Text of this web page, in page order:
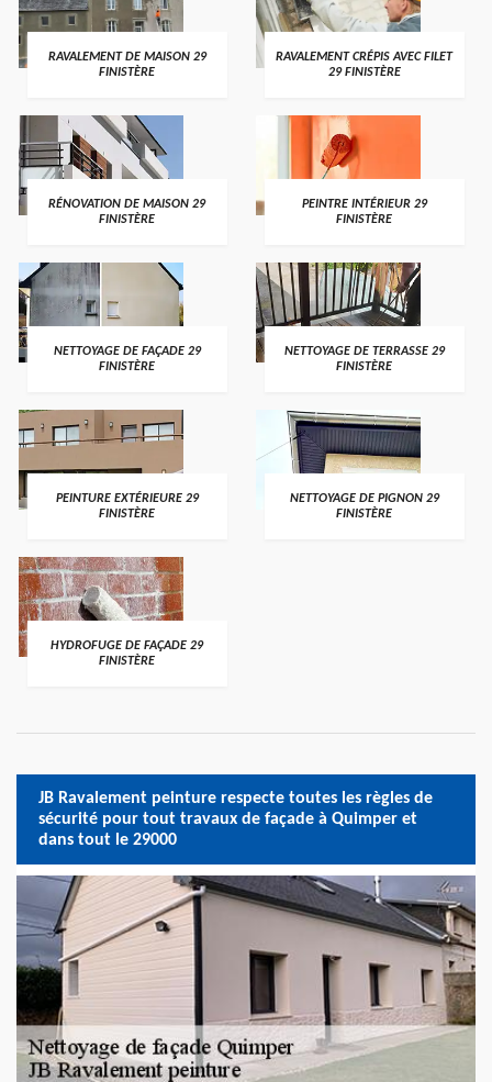
RAVALEMENT DE MAISON 29
FINISTÈRE
RAVALEMENT CRÉPIS AVEC FILET
29 FINISTÈRE
RÉNOVATION DE MAISON 29
FINISTÈRE
PEINTRE INTÉRIEUR 29
FINISTÈRE
NETTOYAGE DE FAÇADE 29
FINISTÈRE
NETTOYAGE DE TERRASSE 29
FINISTÈRE
PEINTURE EXTÉRIEURE 29
FINISTÈRE
NETTOYAGE DE PIGNON 29
FINISTÈRE
HYDROFUGE DE FAÇADE 29
FINISTÈRE
JB Ravalement peinture respecte toutes les règles de
sécurité pour tout travaux de façade à Quimper et
dans tout le 29000